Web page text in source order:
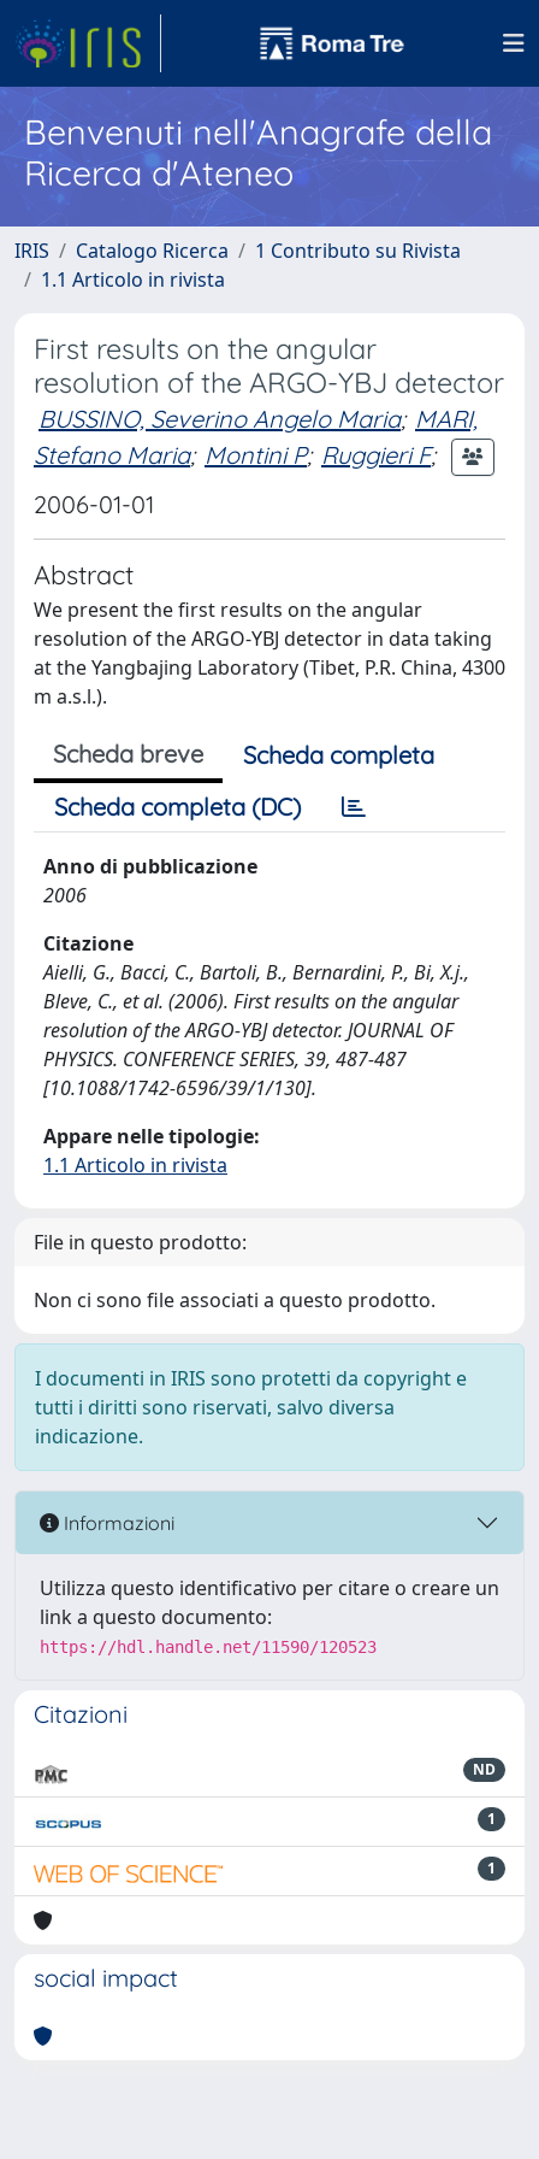
Benvenuti nell'Anagrafe della
Ricerca d'Ateneo
IRIS Catalogo Ricerca
1 Contributo su Rivista
1.1 Articolo in rivista
First results on the angular
resolution of the ARGO-YBJ detector
BUSSINO, Severino Angelo Maria; MARI,
Stefano Maria; Montini P; Ruggieri F;
2006-01-01
Abstract
We present the first results on the angular
resolution of the ARGO-YBJ detector in data taking
at the Yangbajing Laboratory (Tibet, P.R. China, 4300
m a.s.l.).
Scheda breve
Scheda completa
Scheda completa (DC)
Anno di pubblicazione
2006
Citazione
Aielli, G., Bacci, C., Bartoli, B., Bernardini, P., Bi, X.j.,
Bleve, C., et al. (2006). First results on the angular
resolution of the ARGO-YBJ detector. JOURNAL OF
PHYSICS. CONFERENCE SERIES, 39, 487-487
[10.1088/1742-6596/39/1/130].
Appare nelle tipologie:
1.1 Articolo in rivista
File in questo prodotto:
Non ci sono file associati a questo prodotto.
I documenti in IRIS sono protetti da copyright e
tutti i diritti sono riservati, salvo diversa
indicazione.
Informazioni
Utilizza questo identificativo per citare o creare un
link a questo documento:
https://hdl.handle.net/11590/120523
Citazioni
ND
1
1
social impact